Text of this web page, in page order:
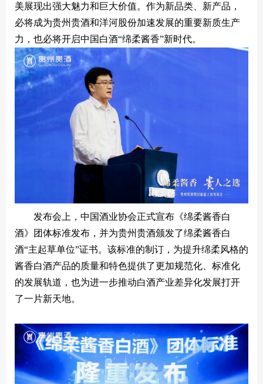
美展现出强大魅力和巨大价值。作为新品类、新产品，
必将成为贵州贵酒和洋河股份加速发展的重要新质生产
力，也必将开启中国白酒“绵柔酱香”新时代。
发布会上，中国酒业协会正式宣布《绵柔酱香白
酒》团体标准发布，并为贵州贵酒颁发了绵柔酱香白
酒“主起草单位”证书。该标准的制订，为提升绵柔风格的
酱香白酒产品的质量和特色提供了更加规范化、标准化
的发展轨道，也为进一步推动白酒产业差异化发展打开
了一片新天地。